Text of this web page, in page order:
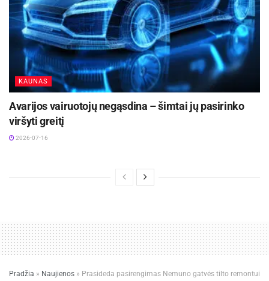
KAUNAS
Avarijos vairuotojų negąsdina – šimtai jų pasirinko
viršyti greitį
2026-07-16
Pradžia » Naujienos » Prasideda pasirengimas Nemuno gatvės tilto remontui